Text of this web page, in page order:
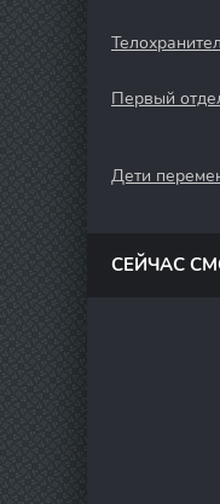
Первый
Дети
СЕЙЧАС